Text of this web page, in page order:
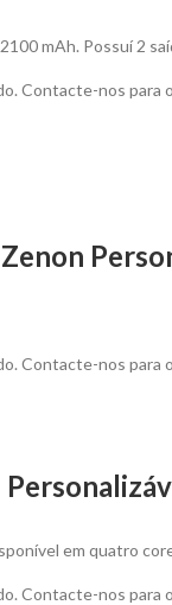
mAh. Possuí 2
Contacte-nos
Contacte-nos
em quatro
Contacte-nos